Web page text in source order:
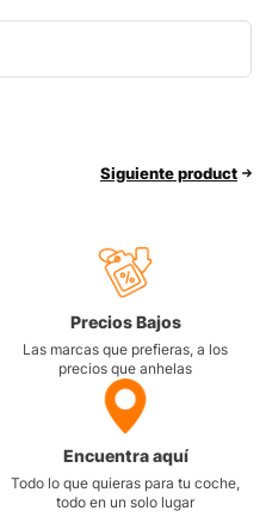
Siguiente product
Precios Bajos
Las marcas que prefieras, a los
precios que anhelas
Encuentra aquí
Todo lo que quieras para tu coche,
todo en un solo lugar